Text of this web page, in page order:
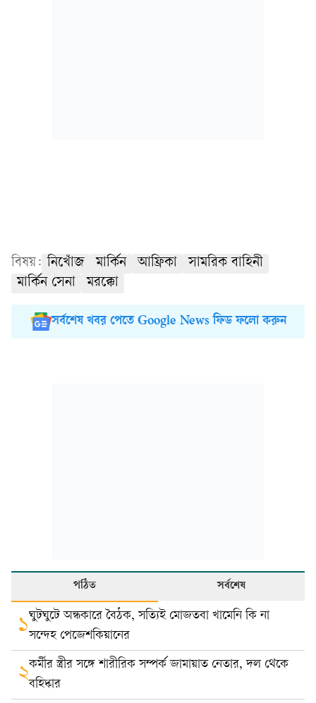
বিষয়: নিখোঁজ মার্কিন আফ্রিকা
সামরিক বাহিনী
মার্কিন সেনা
মরক্কো
সর্বশেষ খবর পেতে Google News ফিড ফলো করুন
পঠিত সর্বশেষ
১ঘুটঘুটে অন্ধকারে বৈঠক, সত্যিই মোজতবা খামেনি কি না
সন্দেহ পেজেশকিয়ানের
২কর্মীর স্ত্রীর সঙ্গে শারীরিক সম্পর্ক জামায়াত নেতার, দল থেকে
বহিষ্কার